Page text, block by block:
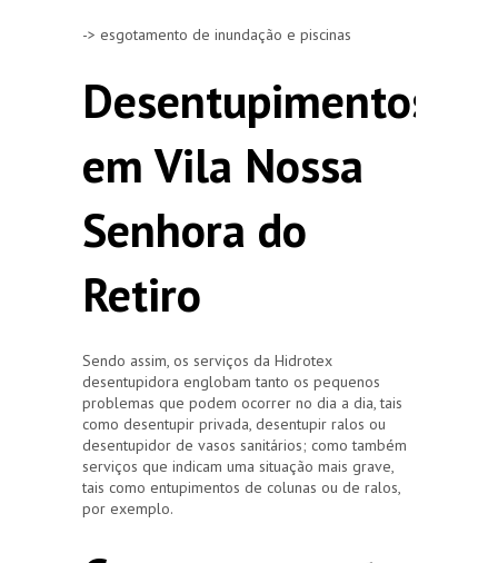
-> esgotamento de inundação e piscinas
Desentupimentos
em Vila Nossa
Senhora do
Retiro
Sendo assim, os serviços da Hidrotex
desentupidora englobam tanto os pequenos
problemas que podem ocorrer no dia a dia, tais
como desentupir privada, desentupir ralos ou
desentupidor de vasos sanitários; como também
serviços que indicam uma situação mais grave,
tais como entupimentos de colunas ou de ralos,
por exemplo.